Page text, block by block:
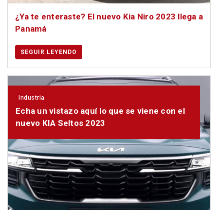
¿Ya te enteraste? El nuevo Kia Niro 2023 llega a
Panamá
SEGUIR LEYENDO
Industria
Echa un vistazo aquí lo que se viene con el
nuevo KIA Seltos 2023